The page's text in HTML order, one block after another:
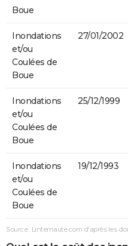
Boue
Inondations
et/ou
Coulées de
Boue
27/01/2002
Inondations
et/ou
Coulées de
Boue
25/12/1999
Inondations
et/ou
Coulées de
Boue
19/12/1993
Source : Linternaute.com d'après les